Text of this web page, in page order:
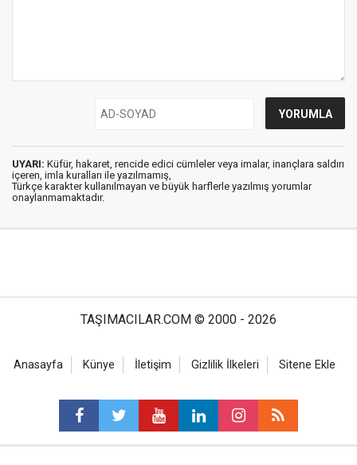
UYARI: Küfür, hakaret, rencide edici cümleler veya imalar, inançlara saldırı
içeren, imla kuralları ile yazılmamış,
Türkçe karakter kullanılmayan ve büyük harflerle yazılmış yorumlar
onaylanmamaktadır.
TAŞIMACILAR.COM © 2000 - 2026
Anasayfa Künye İletişim Gizlilik İlkeleri Sitene Ekle